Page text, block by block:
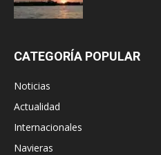
CATEGORÍA POPULAR
Noticias
Actualidad
Internacionales
Navieras